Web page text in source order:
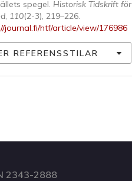
spegel. Historisk Tidskrift för
, 110(2-3), 219–226.
journal.fi/htf/article/view/176986
REFERENSSTILAR
2343-2888